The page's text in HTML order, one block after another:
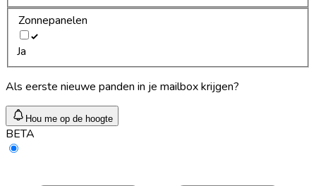
Zonnepanelen
Ja
Als eerste nieuwe panden in je mailbox krijgen?
Hou me op de hoogte
BETA